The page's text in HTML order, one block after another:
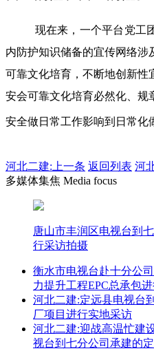
现在来，一个平台党工
内防护知识储备的宜传网络涉
可靠文化培育，不断地创新性
安会可靠文化培育必然化、规
安全做日常工作影响到日常化
河北二建: 上一条 返回列表 河
多媒体集焦 Media focus
唐山市丰润区电视台到
行采访拍摄
衡水市电视台赴十分公
力提升工程EPC总承包
河北二建:定远县电视台
厂项目进行实地采访
河北二建:迎战高温忙
视台到七分公司承建的